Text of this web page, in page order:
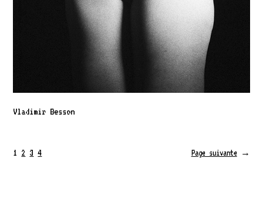
Vladimir Besson
1 2 3 4 Page suivante →